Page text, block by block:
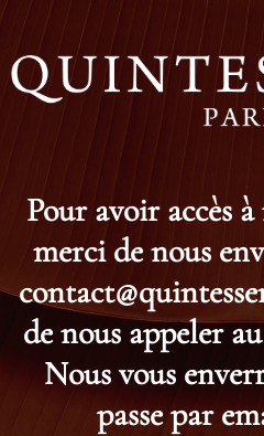
Pour avoir accès
merci de nous
de nous appeler au
Nous vous
passe par